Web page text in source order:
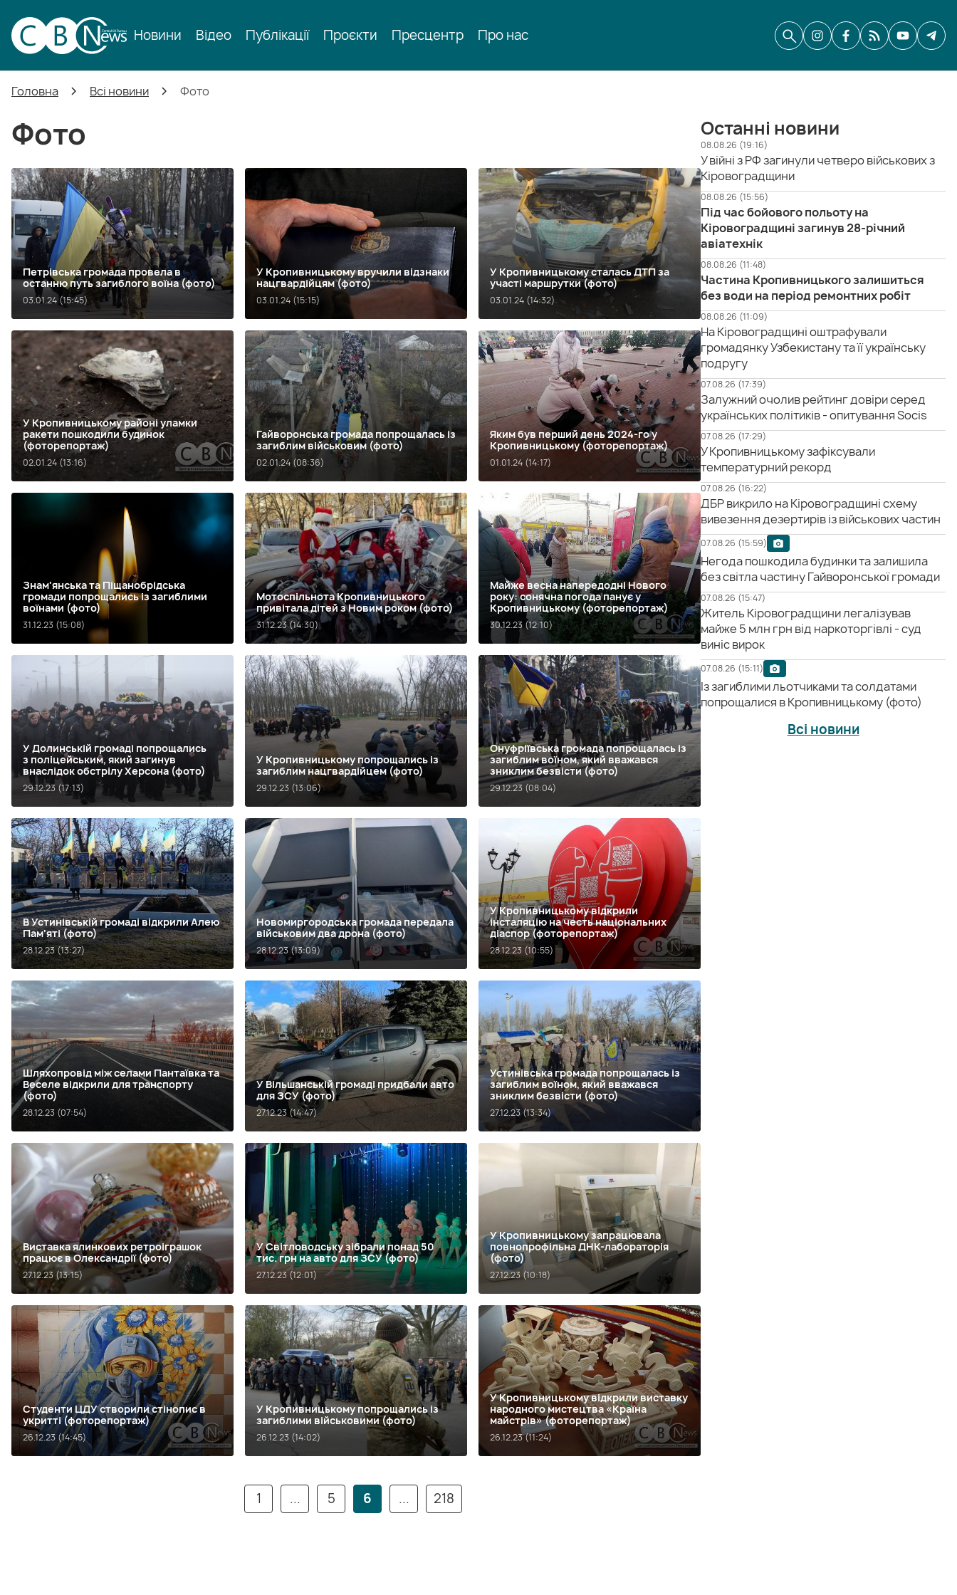
Новини Відео Публікації Проєкти Пресцентр Про нас
Головна Всі новини Фото
Фото
Петрівська громада провела в
останню путь загиблого воїна (фото)
03.01.24 (15:45)
У Кропивницькому вручили відзнаки
нацгвардійцям (фото)
03.01.24 (15:15)
У Кропивницькому сталась ДТП за
участі маршрутки (фото)
03.01.24 (14:32)
У Кропивницькому районі уламки
ракети пошкодили будинок
(фоторепортаж)
02.01.24 (13:16)
Гайворонська громада попрощалась із
загиблим військовим (фото)
02.01.24 (08:36)
Яким був перший день 2024-го у
Кропивницькому (фоторепортаж)
01.01.24 (14:17)
Знам'янська та Піщанобрідська
громади попрощались із загиблими
воїнами (фото)
31.12.23 (15:08)
Мотоспільнота Кропивницького
привітала дітей з Новим роком (фото)
31.12.23 (14:30)
Майже весна напередодні Нового
року: сонячна погода панує у
Кропивницькому (фоторепортаж)
30.12.23 (12:10)
У Долинській громаді попрощались
з поліцейським, який загинув
внаслідок обстрілу Херсона (фото)
29.12.23 (17:13)
У Кропивницькому попрощались із
загиблим нацгвардійцем (фото)
29.12.23 (13:06)
Онуфріївська громада попрощалась із
загиблим воїном, який вважався
зниклим безвісти (фото)
29.12.23 (08:04)
В Устинівській громаді відкрили Алею
Пам'яті (фото)
28.12.23 (13:27)
Новомиргородська громада передала
військовим два дрона (фото)
28.12.23 (13:09)
У Кропивницькому відкрили
інсталяцію на честь національних
діаспор (фоторепортаж)
28.12.23 (10:55)
Шляхопровід між селами Пантаївка та
Веселе відкрили для транспорту
(фото)
28.12.23 (07:54)
У Вільшанській громаді придбали авто
для ЗСУ (фото)
27.12.23 (14:47)
Устинівська громада попрощалась із
загиблим воїном, який вважався
зниклим безвісти (фото)
27.12.23 (13:34)
Виставка ялинкових ретроіграшок
працює в Олександрії (фото)
27.12.23 (13:15)
У Світловодську зібрали понад 50
тис. грн на авто для ЗСУ (фото)
27.12.23 (12:01)
У Кропивницькому запрацювала
повнопрофільна ДНК-лабораторія
(фото)
27.12.23 (10:18)
Студенти ЦДУ створили стінопис в
укритті (фоторепортаж)
26.12.23 (14:45)
У Кропивницькому попрощались із
загиблими військовими (фото)
26.12.23 (14:02)
У Кропивницькому відкрили виставку
народного мистецтва «Країна
майстрів» (фоторепортаж)
26.12.23 (11:24)
1 ... 5 6 ... 218
Останні новини
08.08.26 (19:16)
У війні з РФ загинули четверо військових з
Кіровоградщини
08.08.26 (15:56)
Під час бойового польоту на
Кіровоградщині загинув 28-річний
авіатехнік
08.08.26 (11:48)
Частина Кропивницького залишиться
без води на період ремонтних робіт
08.08.26 (11:09)
На Кіровоградщині оштрафували
громадянку Узбекистану та її українську
подругу
07.08.26 (17:39)
Залужний очолив рейтинг довіри серед
українських політиків - опитування Socis
07.08.26 (17:29)
У Кропивницькому зафіксували
температурний рекорд
07.08.26 (16:22)
ДБР викрило на Кіровоградщині схему
вивезення дезертирів із військових частин
07.08.26 (15:59)
Негода пошкодила будинки та залишила
без світла частину Гайворонської громади
07.08.26 (15:47)
Житель Кіровоградщини легалізував
майже 5 млн грн від наркоторгівлі - суд
виніс вирок
07.08.26 (15:11)
Із загиблими льотчиками та солдатами
попрощалися в Кропивницькому (фото)
Всі новини